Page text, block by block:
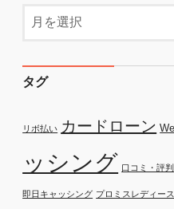
タグ
リボ払い カードローン
ッシング 口コミ・評判
即日キャッシング プロミスレディース